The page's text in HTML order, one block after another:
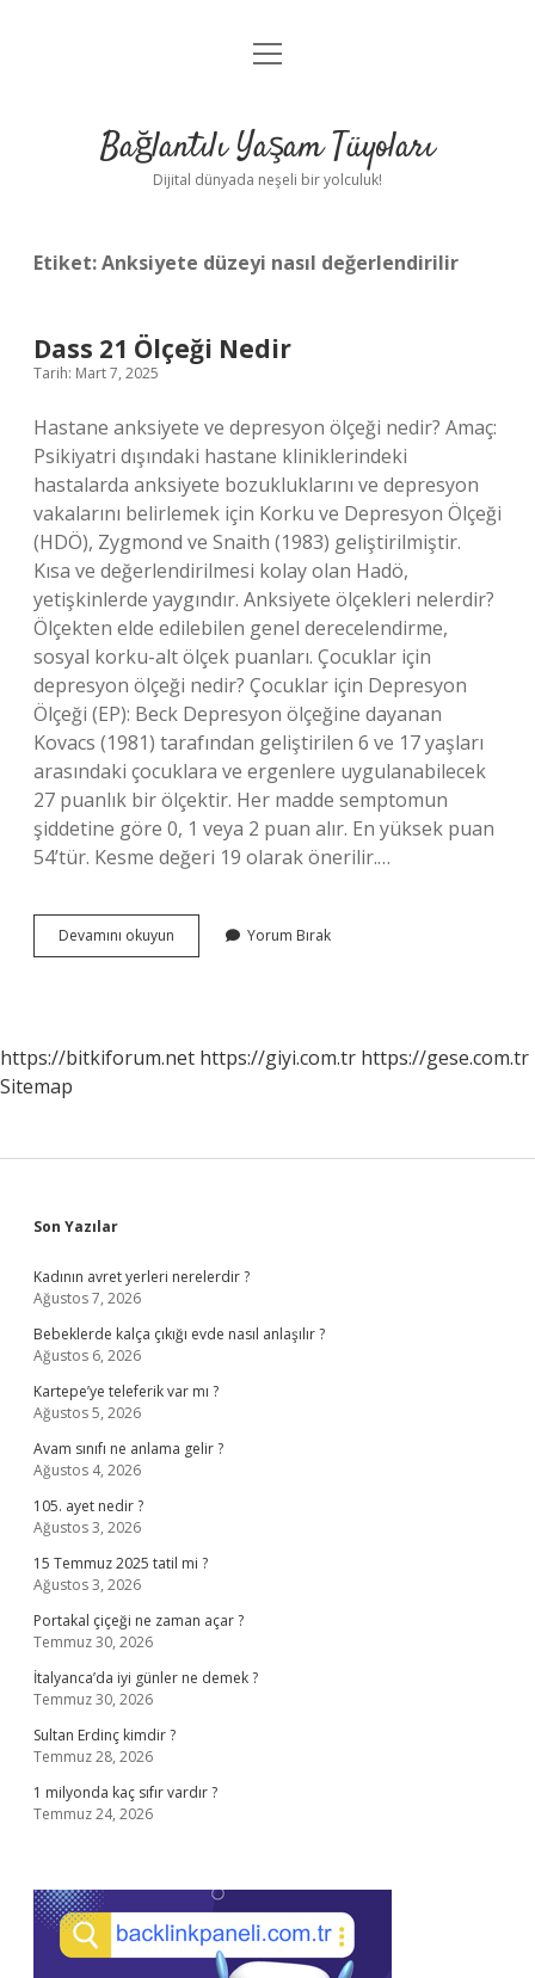
Anasayfa
Yasal Uyarı
menüyü
Bağlantılı Yaşam Tüyoları
Dijital dünyada neşeli bir yolculuk!
Etiket:Anksiyete düzeyi nasıl değerlendirilir
Dass 21 Ölçeği Nedir
Tarih: Mart 7, 2025
Hastane anksiyete ve depresyon ölçeği nedir? Amaç:
Psikiyatri dışındaki hastane kliniklerindeki
hastalarda anksiyete bozukluklarını ve depresyon
vakalarını belirlemek için Korku ve Depresyon Ölçeği
(HDÖ), Zygmond ve Snaith (1983) geliştirilmiştir.
Kısa ve değerlendirilmesi kolay olan Hadö,
yetişkinlerde yaygındır. Anksiyete ölçekleri nelerdir?
Ölçekten elde edilebilen genel derecelendirme,
sosyal korku-alt ölçek puanları. Çocuklar için
depresyon ölçeği nedir? Çocuklar için Depresyon
Ölçeği (EP): Beck Depresyon ölçeğine dayanan
Kovacs (1981) tarafından geliştirilen 6 ve 17 yaşları
arasındaki çocuklara ve ergenlere uygulanabilecek
27 puanlık bir ölçektir. Her madde semptomun
şiddetine göre 0, 1 veya 2 puan alır. En yüksek puan
54’tür. Kesme değeri 19 olarak önerilir.…
Devamını okuyun
21
Yorum Bırak
https://bitkiforum.net https://giyi.com.tr https://gese.com.tr
Sitemap
Sidebar
Son Yazılar
Kadının avret yerleri nerelerdir ?
Ağustos 7, 2026
Bebeklerde kalça çıkığı evde nasıl anlaşılır ?
Ağustos 6, 2026
Kartepe’ye teleferik var mı ?
Ağustos 5, 2026
Avam sınıfı ne anlama gelir ?
Ağustos 4, 2026
105. ayet nedir ?
Ağustos 3, 2026
15 Temmuz 2025 tatil mi ?
Ağustos 3, 2026
Portakal çiçeği ne zaman açar ?
Temmuz 30, 2026
İtalyanca’da iyi günler ne demek ?
Temmuz 30, 2026
Sultan Erdinç kimdir ?
Temmuz 28, 2026
1 milyonda kaç sıfır vardır ?
Temmuz 24, 2026